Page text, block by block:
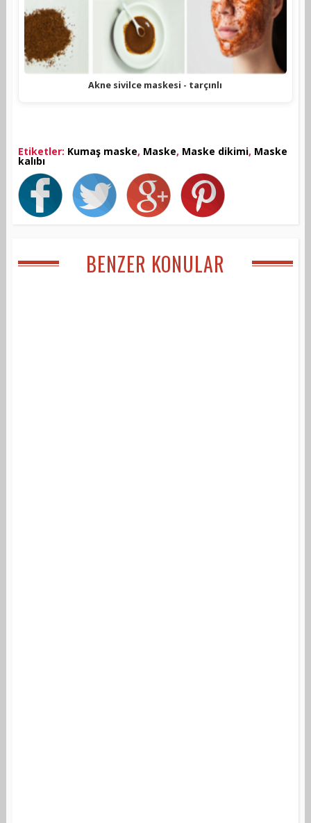
Akne sivilce maskesi - tarçınlı
Etiketler: Kumaş maske, Maske, Maske dikimi, Maske
kalıbı
BENZER KONULAR